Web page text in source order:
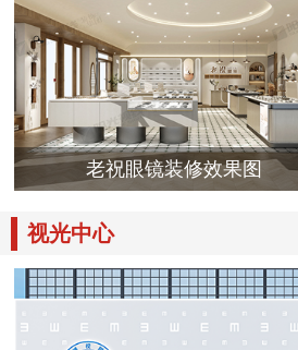
老祝眼镜装修效果图
视光中心